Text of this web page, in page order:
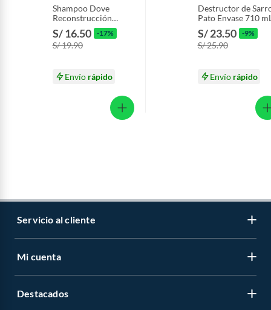
Shampoo Dove
Reconstrucción
Aminoácido Botella
370 mL
S/ 16.50 -17%
S/ 19.90
Envío rápido
Destructor de
Pato Envase 710
S/ 23.50 -9%
S/ 25.90
Envío rápido
Servicio al cliente
Libro de reclamaciones
Mi cuenta
Regístrate
Destacados